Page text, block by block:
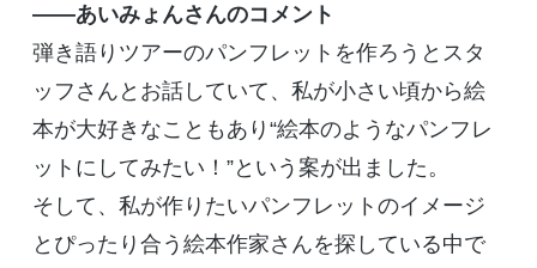
――あいみょんさんのコメント
弾き語りツアーのパンフレットを作ろうとスタ
ッフさんとお話していて、私が小さい頃から絵
本が大好きなこともあり“絵本のようなパンフレ
ットにしてみたい！”という案が出ました。
そして、私が作りたいパンフレットのイメージ
とぴったり合う絵本作家さんを探している中で